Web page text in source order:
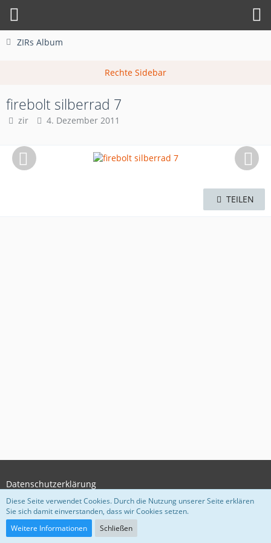
ZIRs Album
firebolt silberrad 7
zir 4. Dezember 2011
TEILEN
Datenschutzerklärung
Community-Software:
Diese Seite verwendet Cookies. Durch die Nutzung unserer Seite erklären
Sie sich damit einverstanden, dass wir Cookies setzen.
Weitere Informationen
Schließen